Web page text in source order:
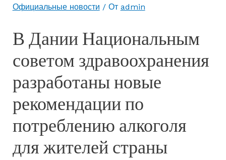
Официальные новости / От admin
В Дании Национальным
советом здравоохранения
разработаны новые
рекомендации по
потреблению алкоголя
для жителей страны